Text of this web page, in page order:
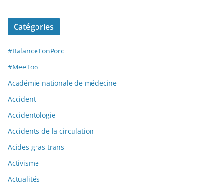
Catégories
#BalanceTonPorc
#MeeToo
Académie nationale de médecine
Accident
Accidentologie
Accidents de la circulation
Acides gras trans
Activisme
Actualités